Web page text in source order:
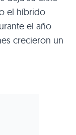
el híbrido
el año
crecieron un